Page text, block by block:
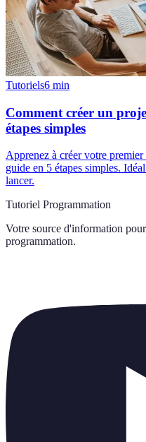
Tutoriels6 min
Comment créer un
étapes simples
Apprenez à créer votre
guide en 5 étapes simples.
lancer.
Tutoriel Programmation
Votre source d'information
programmation.